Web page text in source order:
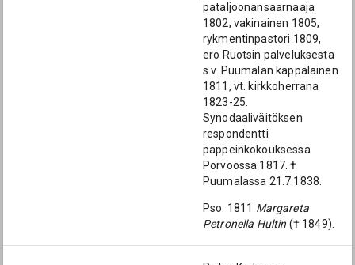
pataljoonansaarnaaja
1802, vakinainen 1805,
rykmentinpastori 1809,
ero Ruotsin palveluksesta
s.v. Puumalan kappalainen
1811, vt. kirkkoherrana
1823-25.
Synodaaliväitöksen
respondentti
pappeinkokouksessa
Porvoossa 1817. †
Puumalassa 21.7.1838.
Pso: 1811 Margareta
Petronella Hultin († 1849).